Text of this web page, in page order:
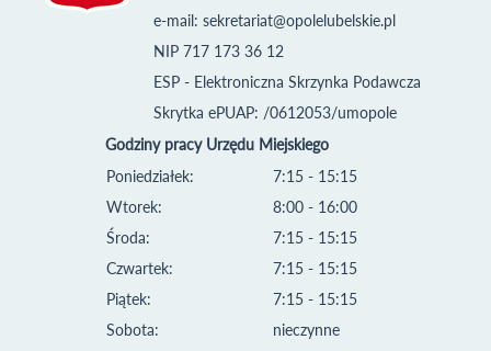
e-mail: sekretariat@opolelubelskie.pl
NIP 717 173 36 12
ESP - Elektroniczna Skrzynka Podawcza
Skrytka ePUAP: /0612053/umopole
Godziny pracy Urzędu Miejskiego
Poniedziałek:
Wtorek:
Środa:
Czwartek:
Piątek:
Sobota:
7:15 - 15:15
8:00 - 16:00
7:15 - 15:15
7:15 - 15:15
7:15 - 15:15
nieczynne